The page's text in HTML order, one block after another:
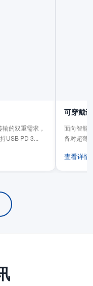
的双重需求，
USB PD 3...
可穿戴
面向智能
备对超薄
查看详